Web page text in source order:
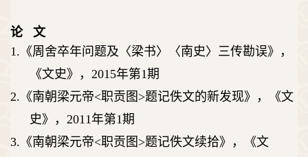
论 文
1. 《周舍卒年问题及〈梁书〉〈南史〉三传勘误》，
《文史》， 2015年第1期
2. 《南朝梁元帝<职贡图 >题记佚文的新发现》，《文
史》， 2011年第1期
3. 《南朝梁元帝<职贡图 >题记佚文续拾》，《文